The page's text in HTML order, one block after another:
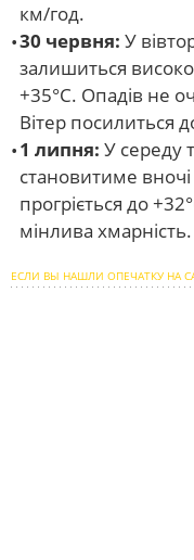
км/год.
30 червня: У
залишиться
+35°C. Опадів не
Вітер посилиться
1 липня: У середу
становитиме
прогріється до
мінлива
ЕСЛИ ВЫ НАШЛИ ОПЕЧАТКУ НА